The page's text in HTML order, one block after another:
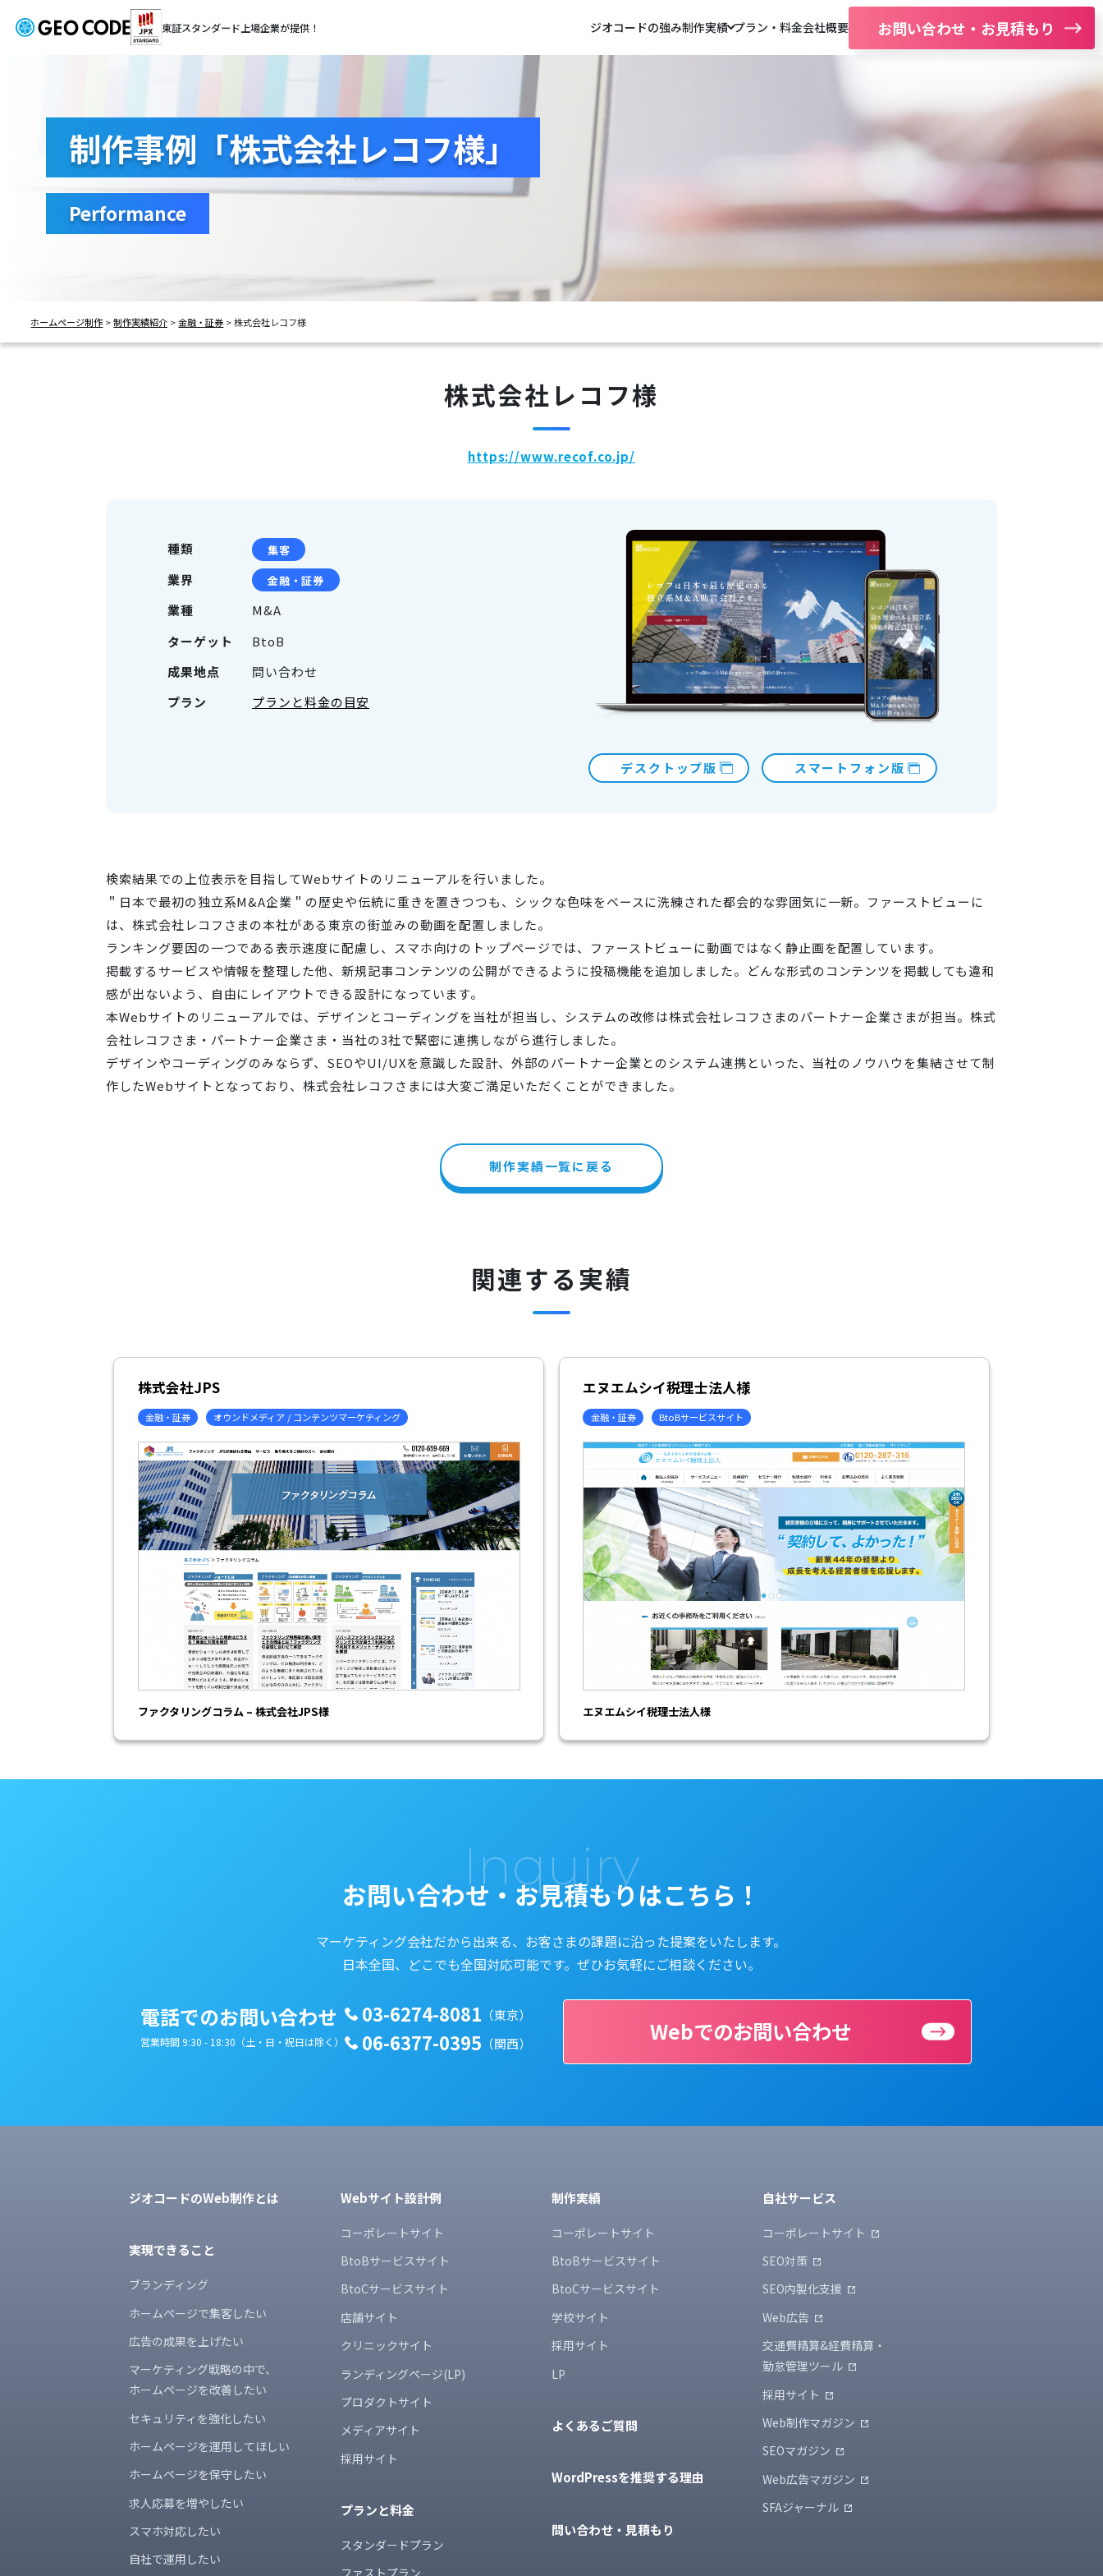
東証スタンダード上場企業が提供！ ジオコードの強み制作実績 プラン・料金会社概要 お問い合わせ・お見積もり
制作事例「株式会社レコフ様」
Performance
ホームページ制作>制作実績紹介 >金融・証券 >株式会社レコフ様
株式会社レコフ様
https://www.recof.co.jp/
種類 集客
業界 金融・証券
業種
M&A
ターゲット
BtoB
成果地点
問い合わせ
プラン
プランと料金の目安
デスクトップ版 スマートフォン版
検索結果での上位表示を目指してWebサイトのリニューアルを行いました。
＂日本で最初の独立系M&A企業＂の歴史や伝統に重きを置きつつも、シックな色味をベースに洗練された都会的な雰囲気に一新。ファーストビューに
は、株式会社レコフさまの本社がある東京の街並みの動画を配置しました。
ランキング要因の一つである表示速度に配慮し、スマホ向けのトップページでは、ファーストビューに動画ではなく静止画を配置しています。
掲載するサービスや情報を整理した他、新規記事コンテンツの公開ができるように投稿機能を追加しました。どんな形式のコンテンツを掲載しても違和
感が出ないよう、自由にレイアウトできる設計になっています。
本Webサイトのリニューアルでは、デザインとコーディングを当社が担当し、システムの改修は株式会社レコフさまのパートナー企業さまが担当。株式
会社レコフさま・パートナー企業さま・当社の3社で緊密に連携しながら進行しました。
デザインやコーディングのみならず、SEOやUI/UXを意識した設計、外部のパートナー企業とのシステム連携といった、当社のノウハウを集結させて制
作したWebサイトとなっており、株式会社レコフさまには大変ご満足いただくことができました。
制作実績一覧に戻る
関連する実績
株式会社JPS
金融・証券 オウンドメディア / コンテンツマーケティング
ファクタリングコラム – 株式会社JPS様
エヌエムシイ税理士法人様
金融・証券 BtoBサービスサイト
エヌエムシイ税理士法人様
Inquiry
お問い合わせ・ お見積もりはこちら！
マーケティング会社だから出来る、 お客さまの課題に沿った提案をいたします。
日本全国、どこでも全国対応可能です。 ぜひお気軽にご相談ください。
電話でのお問い合わせ
営業時間 9:30 - 18:30（土・日・祝日は除く）
03-6274-8081 （東京）
06-6377-0395 （関西） Webでのお問い合わせ
ジオコードのWeb制作とは
実現できること
ブランディング
ホームページで集客したい
広告の成果を上げたい
マーケティング戦略の中で、
ホームページを改善したい
セキュリティを強化したい
ホームページを運用してほしい
ホームページを保守したい
求人応募を増やしたい
スマホ対応したい
自社で運用したい
Webサイト設計例
コーポレートサイト
BtoBサービスサイト
BtoCサービスサイト
店舗サイト
クリニックサイト
ランディングページ(LP)
プロダクトサイト
メディアサイト
採用サイト
プランと料金
スタンダードプラン
制作実績
コーポレートサイト
BtoBサービスサイト
BtoCサービスサイト
学校サイト
採用サイト
LP
よくあるご質問
WordPressを推奨する理由
問い合わせ・見積もり
自社サービス
コーポレートサイト
SEO対策
SEO内製化支援
Web広告
交通費精算&経費精算・
勤怠管理ツール
採用サイト
Web制作マガジン
SEOマガジン
Web広告マガジン
SFAジャーナル